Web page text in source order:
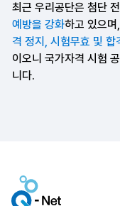
최근 우리공단은 첨단
예방을 강화하고 있으
격 정지, 시험무효 및 합
이오니 국가자격 시험
니다.